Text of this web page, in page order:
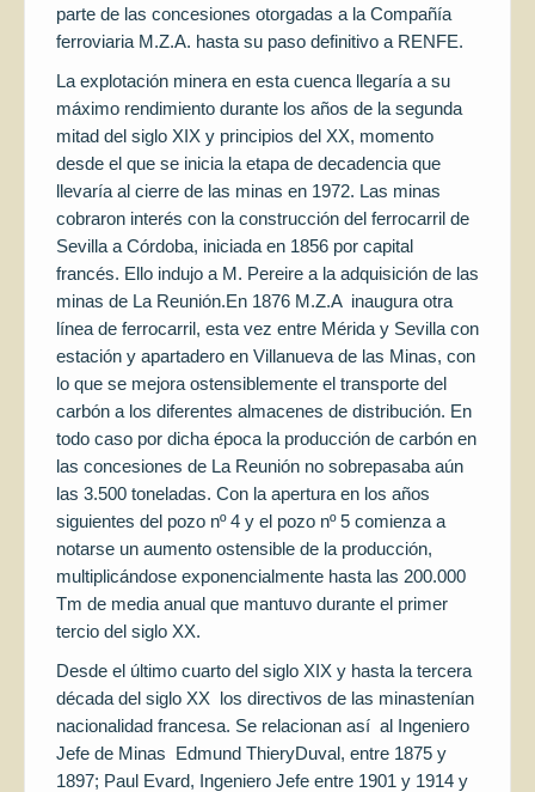
parte de las concesiones otorgadas a la Compañía
ferroviaria M.Z.A. hasta su paso definitivo a RENFE.
La explotación minera en esta cuenca llegaría a su
máximo rendimiento durante los años de la segunda
mitad del siglo XIX y principios del XX, momento
desde el que se inicia la etapa de decadencia que
llevaría al cierre de las minas en 1972. Las minas
cobraron interés con la construcción del ferrocarril de
Sevilla a Córdoba, iniciada en 1856 por capital
francés. Ello indujo a M. Pereire a la adquisición de las
minas de La Reunión.En 1876 M.Z.A inaugura otra
línea de ferrocarril, esta vez entre Mérida y Sevilla con
estación y apartadero en Villanueva de las Minas, con
lo que se mejora ostensiblemente el transporte del
carbón a los diferentes almacenes de distribución. En
todo caso por dicha época la producción de carbón en
las concesiones de La Reunión no sobrepasaba aún
las 3.500 toneladas. Con la apertura en los años
siguientes del pozo nº 4 y el pozo nº 5 comienza a
notarse un aumento ostensible de la producción,
multiplicándose exponencialmente hasta las 200.000
Tm de media anual que mantuvo durante el primer
tercio del siglo XX.
Desde el último cuarto del siglo XIX y hasta la tercera
década del siglo XX los directivos de las minastenían
nacionalidad francesa. Se relacionan así al Ingeniero
Jefe de Minas Edmund ThieryDuval, entre 1875 y
1897; Paul Evard, Ingeniero Jefe entre 1901 y 1914 y